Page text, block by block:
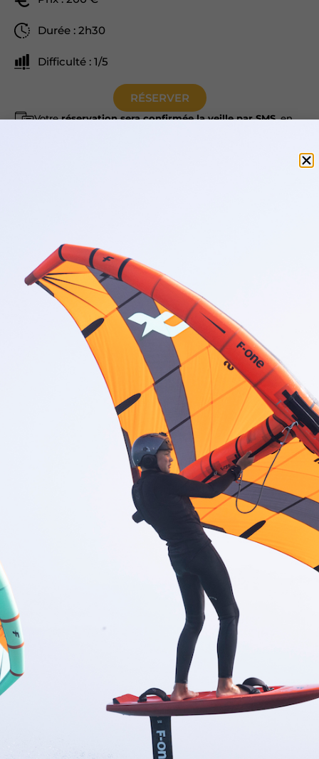
Durée : 2h30
Difficulté : 1/5
RÉSERVER
Votreréservation sera confirmée la veille par SMS, en
Profitez de votre séjour dans le Morbihan, pour vous
initierou vous perfectionner au wing foil
Cetteséance (durée : 2h30)
s’adresse aussi bien aux
débutants en quête de sensations fortes, qu’aux
riders confirmés
souhaitant progresser. Afin de vous
offrir des conditions d’apprentissage optimales, vous
bénéficiez d’un
cours de wing foil semi-particulier
(2 personnes). Vous embarquerez à bord d’un semi-
rigide, afin de rejoindre votre terrain de jeu sécurisé :
baie de Quiberon. Grâce au casque
Bluetooth dont vous serez équipé, votre moniteur
vous donnera des conseils personnalisés.
En fonction de votre
niveau d’expérience, vous
manier une wing
pour envisager vos premiers
sur une planche de wing foil ;
en tirant des bords ;
réaliser vos premières manœuvres
virement de bord , etc.).
* Il arrive que des riders autonomes soient présents, afin de
profiter du trajet aller/retour en bateau
Ce qui est inclus dans le tarif de votre cours de
wing foil
séance découverte ou perfectionnement au